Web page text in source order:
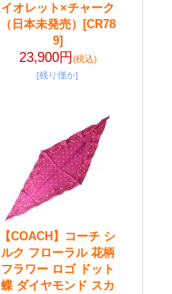
イオレット×チャーク
（日本未発売）
[CR78
9]
23,900円(税込)
[残り僅か]
【COACH】コーチ シ
ルク フローラル 花柄
フラワー ロゴ ドット
蝶 ダイヤモンド スカ